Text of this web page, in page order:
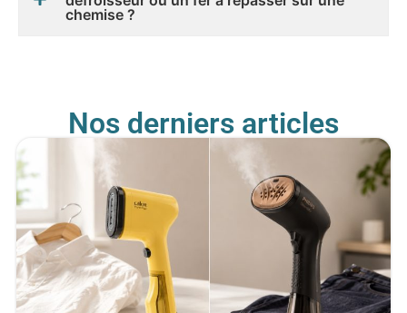
chemise ?
Nos derniers articles